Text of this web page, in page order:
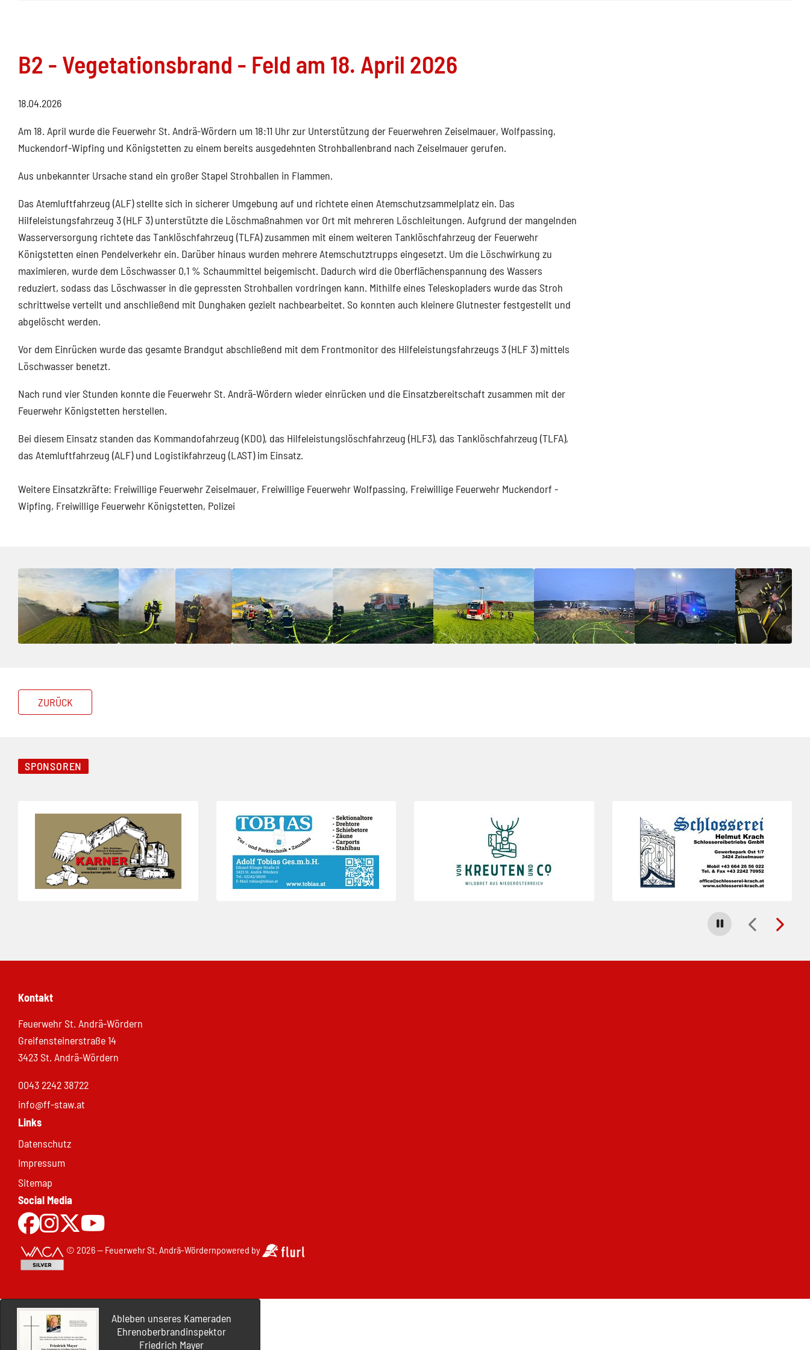
B2 - Vegetationsbrand - Feld am 18. April 2026
18.04.2026
Am 18. April wurde die Feuerwehr St. Andrä-Wördern um 18:11 Uhr zur Unterstützung der Feuerwehren Zeiselmauer, Wolfpassing,
Muckendorf-Wipfing und Königstetten zu einem bereits ausgedehnten Strohballenbrand nach Zeiselmauer gerufen.
Aus unbekannter Ursache stand ein großer Stapel Strohballen in Flammen.
Das Atemluftfahrzeug (ALF) stellte sich in sicherer Umgebung auf und richtete einen Atemschutzsammelplatz ein. Das
Hilfeleistungsfahrzeug 3 (HLF 3) unterstützte die Löschmaßnahmen vor Ort mit mehreren Löschleitungen. Aufgrund der mangelnden
Wasserversorgung richtete das Tanklöschfahrzeug (TLFA) zusammen mit einem weiteren Tanklöschfahrzeug der Feuerwehr
Königstetten einen Pendelverkehr ein. Darüber hinaus wurden mehrere Atemschutztrupps eingesetzt. Um die Löschwirkung zu
maximieren, wurde dem Löschwasser 0,1 % Schaummittel beigemischt. Dadurch wird die Oberflächenspannung des Wassers
reduziert, sodass das Löschwasser in die gepressten Strohballen vordringen kann. Mithilfe eines Teleskopladers wurde das Stroh
schrittweise verteilt und anschließend mit Dunghaken gezielt nachbearbeitet. So konnten auch kleinere Glutnester festgestellt und
abgelöscht werden.
Vor dem Einrücken wurde das gesamte Brandgut abschließend mit dem Frontmonitor des Hilfeleistungsfahrzeugs 3 (HLF 3) mittels
Löschwasser benetzt.
Nach rund vier Stunden konnte die Feuerwehr St. Andrä-Wördern wieder einrücken und die Einsatzbereitschaft zusammen mit der
Feuerwehr Königstetten herstellen.
Bei diesem Einsatz standen das Kommandofahrzeug (KDO), das Hilfeleistungslöschfahrzeug (HLF3), das Tanklöschfahrzeug (TLFA),
das Atemluftfahrzeug (ALF) und Logistikfahrzeug (LAST) im Einsatz.
Weitere Einsatzkräfte: Freiwillige Feuerwehr Zeiselmauer, Freiwillige Feuerwehr Wolfpassing, Freiwillige Feuerwehr Muckendorf -
Wipfing, Freiwillige Feuerwehr Königstetten, Polizei
ZURÜCK
SPONSOREN
Carousel stoppen
Kontakt
Feuerwehr St. Andrä-Wördern
Greifensteinerstraße 14
3423 St. Andrä-Wördern
0043 2242 38722
info@ff-staw.at
Links
Datenschutz
Impressum
Sitemap
Social Media
Zur Facebookseite
Zu Instgram
Zu X.com
© 2026 — Feuerwehr St. Andrä-Wördernpowered by
Ableben unseres Kameraden
Ehrenoberbrandinspektor
Friedrich Mayer